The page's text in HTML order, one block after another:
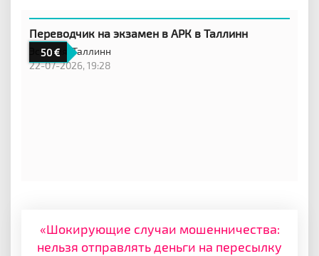
50
Переводчик на экзамен в АРК в Таллинн
Эстония,Таллинн
22-07-2026, 19:28
«Шокирующие случаи мошенничества:
нельзя отправлять деньги на пересылку